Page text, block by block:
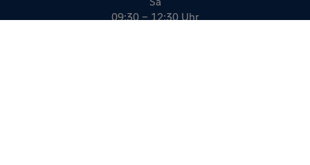
09:30 – 12:30 Uhr